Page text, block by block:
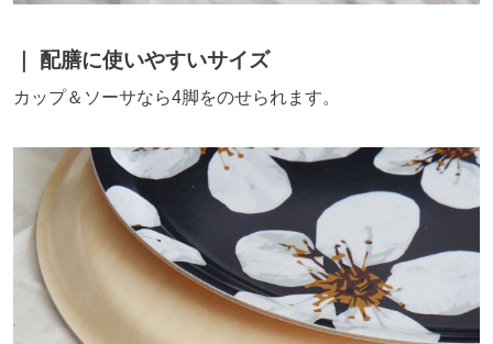
配膳に使いやすいサイズ
カップ＆ソーサなら4脚をのせられます。